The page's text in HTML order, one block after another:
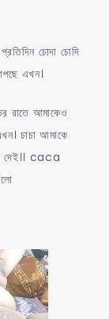
চোদা চোদি
এখন।
রাতে আমাকেও
চাচা আমাকে
দেই।। caca